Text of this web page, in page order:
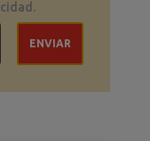
ENVIAR